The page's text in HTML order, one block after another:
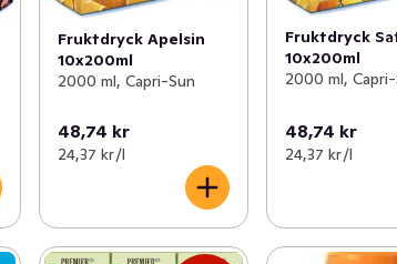
Fruktdryck Apelsin
10x200ml
2000 ml, Capri-Sun
48,74 kr
24,37 kr /l
Fruktdryck
10x200ml
2000 ml,
48,74 kr
24,37 kr /l